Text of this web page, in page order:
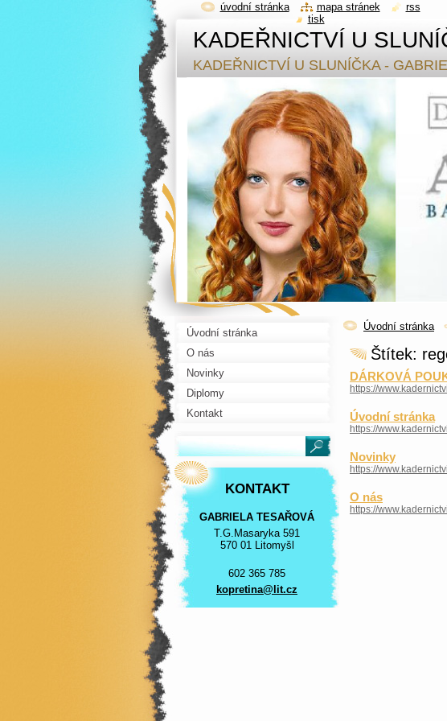
KADEŘNICTVÍ U
KADEŘNICTVÍ U SLUNÍČKA -
Úvodní stránka
Štítek:
DÁRKOVÁ
https://
Úvodní stránka
https://
Novinky
https://
O nás
https://
Úvodní stránka
O nás
Novinky
Diplomy
Kontakt
KONTAKT
GABRIELA TESAŘOVÁ
T.G.Masaryka 591
570 01 Litomyšl
602 365 785
kopretina@lit.cz
úvodní stránka mapa stránek
rss
tisk